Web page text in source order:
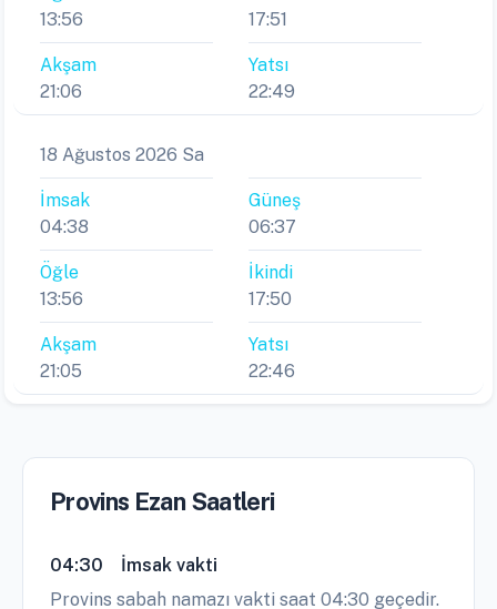
13:56
17:51
Akşam
21:06
Yatsı
22:49
18 Ağustos 2026 Sa
İmsak
04:38
Güneş
06:37
Öğle
13:56
İkindi
17:50
Akşam
21:05
Yatsı
22:46
Provins Ezan Saatleri
04:30
İmsak vakti
Provins sabah namazı vakti saat 04:30 geçedir.